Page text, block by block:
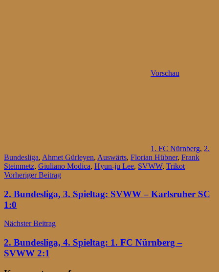
Vorschau
1. FC Nürnberg, 2.
Bundesliga, Ahmet Gürleyen, Auswärts, Florian Hübner, Frank
Steinmetz, Giuliano Modica, Hyun-ju Lee, SVWW, Trikot
Beitragsnavigation
Vorheriger Beitrag
2. Bundesliga, 3. Spieltag: SVWW – Karlsruher SC
1:0
Nächster Beitrag
2. Bundesliga, 4. Spieltag: 1. FC Nürnberg –
SVWW 2:1